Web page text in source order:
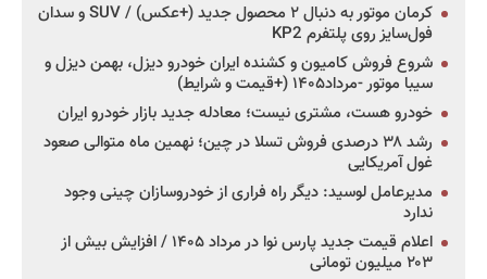
کرمان موتور به دنبال ۲ محصول جدید (+عکس) / SUV و سدان
فول‌سایز روی پلتفرم KP2
شروع فروش کامیون و کشنده ایران خودرو دیزل، بهمن دیزل و
سیبا موتور -مرداد۱۴۰۵ (+قیمت و شرایط)
خودرو هست، مشتری نیست؛ معادله جدید بازار خودرو ایران
رشد ۳۸ درصدی فروش تسلا در چین؛ نهمین ماه متوالی صعود
غول آمریکایی
مدیرعامل لوسید: دیگر راه فراری از خودروسازان چینی وجود
ندارد
اعلام قیمت جدید پارس نوا در مرداد ۱۴۰۵ / افزایش بیش از
۲۰۳ میلیون تومانی